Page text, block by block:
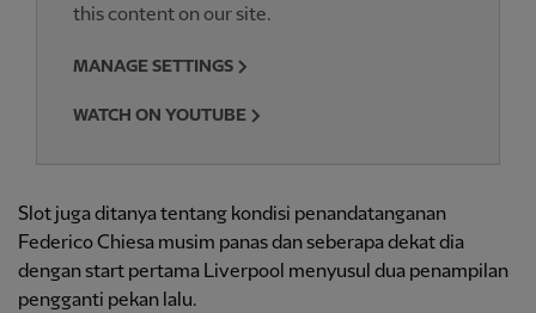
this content on our site.
MANAGE SETTINGS
WATCH ON YOUTUBE
Slot juga ditanya tentang kondisi penandatanganan
Federico Chiesa musim panas dan seberapa dekat dia
dengan start pertama Liverpool menyusul dua penampilan
pengganti pekan lalu.